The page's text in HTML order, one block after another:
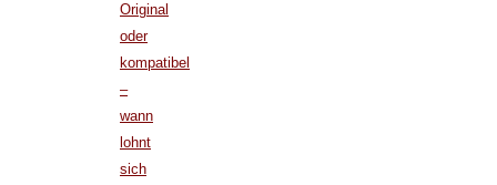
Original
oder
kompatibel
–
wann
lohnt
sich